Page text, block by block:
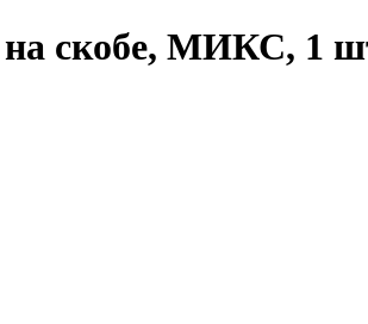
на скобе, МИКС, 1